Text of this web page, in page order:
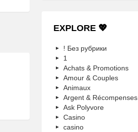
EXPLORE 💖
! Без рубрики
1
Achats & Promotions
Amour & Couples
Animaux
Argent & Récompenses
Ask Polyvore
Casino
casino